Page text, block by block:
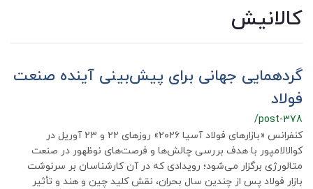
کالانیش
گردهمایی جهانی برای پیش‌بینی آینده صنعت
فولاد
/post-378
کنفرانس «بازارهای فولاد آسیا ۲۰۲۶» روزهای ۲۲ و ۲۳ آوریل در
کوالالامپور با هدف بررسی چالش‌ها و فرصت‌های نوظهور در صنعت
متالورژی برگزار می‌شود؛ رویدادی که در آن کارشناسان بر سرنوشت
بازار فولاد پس از چندین سال بحران، نقش کلید چین و هند و تأثیر